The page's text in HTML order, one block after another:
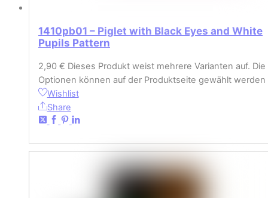
1410pb01 – Piglet with Black Eyes and White
Pupils Pattern
2,90 € Dieses Produkt weist mehrere Varianten auf. Die
Optionen können auf der Produktseite gewählt werden
Wishlist
Share